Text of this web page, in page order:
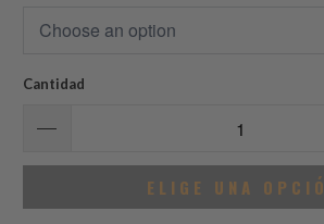
Cantidad
ELIGE UNA